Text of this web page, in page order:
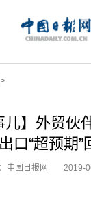
>
儿】外贸伙
口“超预期”
中国日报网 2019-